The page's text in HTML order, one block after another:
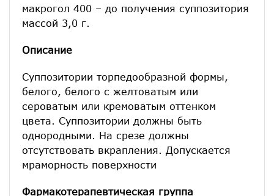
макрогол 400 – до получения суппозитория
массой 3,0 г.
Описание
Суппозитории торпедообразной формы,
белого, белого с желтоватым или
сероватым или кремоватым оттенком
цвета. Суппозитории должны быть
однородными. На срезе должны
отсутствовать вкрапления. Допускается
мраморность поверхности
Фармакотерапевтическая группа